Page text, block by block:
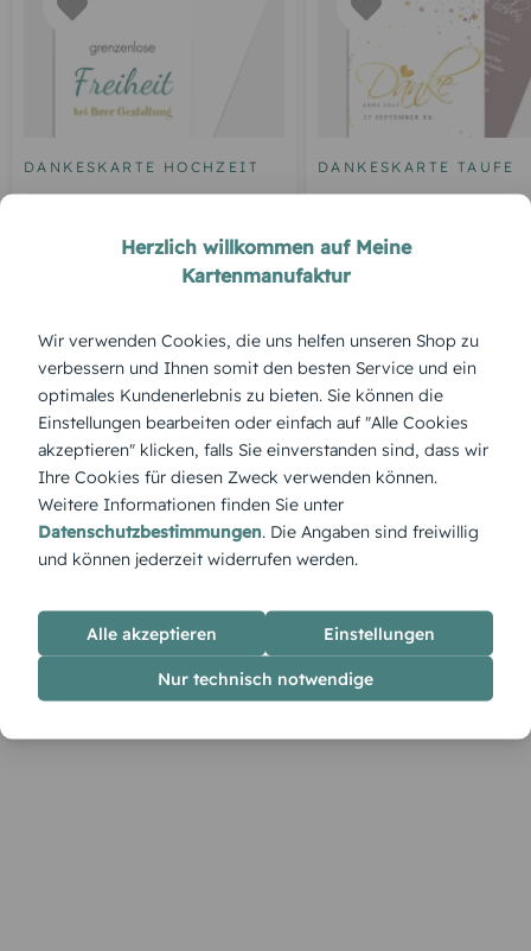
DANKESKARTE HOCHZEIT
Blankokarte
DANKESKARTE TAUFE
Tauffest
Produktbeschreibung
Dezent und edel wirkt die „Silberimprägnierung“, die durch
ihren Glanz festliche Akzente setzt. Passe sie im Designer mit
eigenen Bildern, Texten und Farbtönen so an, dass sie deine
persönliche Geschichte erzählt.
Herzlich willkommen auf Meine
Kartenmanufaktur
Wir verwenden Cookies, die uns helfen unseren Shop zu
verbessern und Ihnen somit den besten Service und ein
optimales Kundenerlebnis zu bieten. Sie können die
Einstellungen bearbeiten oder einfach auf "Alle Cookies
akzeptieren" klicken, falls Sie einverstanden sind, dass wir
Ihre Cookies für diesen Zweck verwenden können.
Weitere Informationen finden Sie unter
Datenschutzbestimmungen. Die Angaben sind freiwillig
und können jederzeit widerrufen werden.
Alle akzeptieren Einstellungen
Nur technisch notwendige